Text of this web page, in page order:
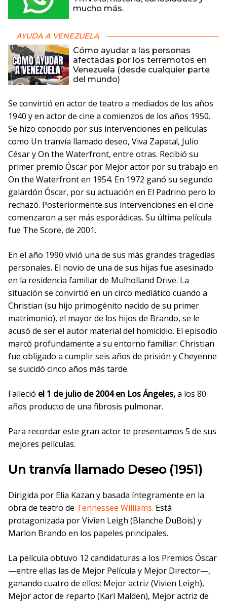
mucho más.
AYUDA A VENEZUELA
Cómo ayudar a las personas
afectadas por los terremotos en
Venezuela (desde cualquier parte
del mundo)
Se convirtió en actor de teatro a mediados de los años
1940 y en actor de cine a comienzos de los años 1950.
Se hizo conocido por sus intervenciones en películas
como Un tranvía llamado deseo, Viva Zapata!, Julio
César y On the Waterfront, entre otras. Recibió su
primer premio Óscar por Mejor actor por su trabajo en
On the Waterfront en 1954. En 1972 ganó su segundo
galardón Óscar, por su actuación en El Padrino pero lo
rechazó. Posteriormente sus intervenciones en el cine
comenzaron a ser más esporádicas. Su última película
fue The Score, de 2001.
En el año 1990 vivió una de sus más grandes tragedias
personales. El novio de una de sus hijas fue asesinado
en la residencia familiar de Mulholland Drive. La
situación se convirtió en un circo mediático cuando a
Christian (su hijo primogénito nacido de su primer
matrimonio), el mayor de los hijos de Brando, se le
acusó de ser el autor material del homicidio. El episodio
marcó profundamente a su entorno familiar: Christian
fue obligado a cumplir seis años de prisión y Cheyenne
se suicidó cinco años más tarde.
Falleció el 1 de julio de 2004 en Los Ángeles,a los 80
años producto de una fibrosis pulmonar.
Para recordar este gran actor te presentamos 5 de sus
mejores películas.
Un tranvía llamado Deseo (1951)
Dirigida por Elia Kazan y basada íntegramente en la
obra de teatro de Tennessee Williams. Está
protagonizada por Vivien Leigh (Blanche DuBois) y
Marlon Brando en los papeles principales.
La película obtuvo 12 candidaturas a los Premios Óscar
—entre ellas las de Mejor Película y Mejor Director—,
ganando cuatro de ellos: Mejor actriz (Vivien Leigh),
Mejor actor de reparto (Karl Malden), Mejor actriz de